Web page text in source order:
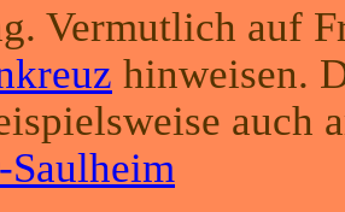
Vermutlich auf
hinweisen.
auch